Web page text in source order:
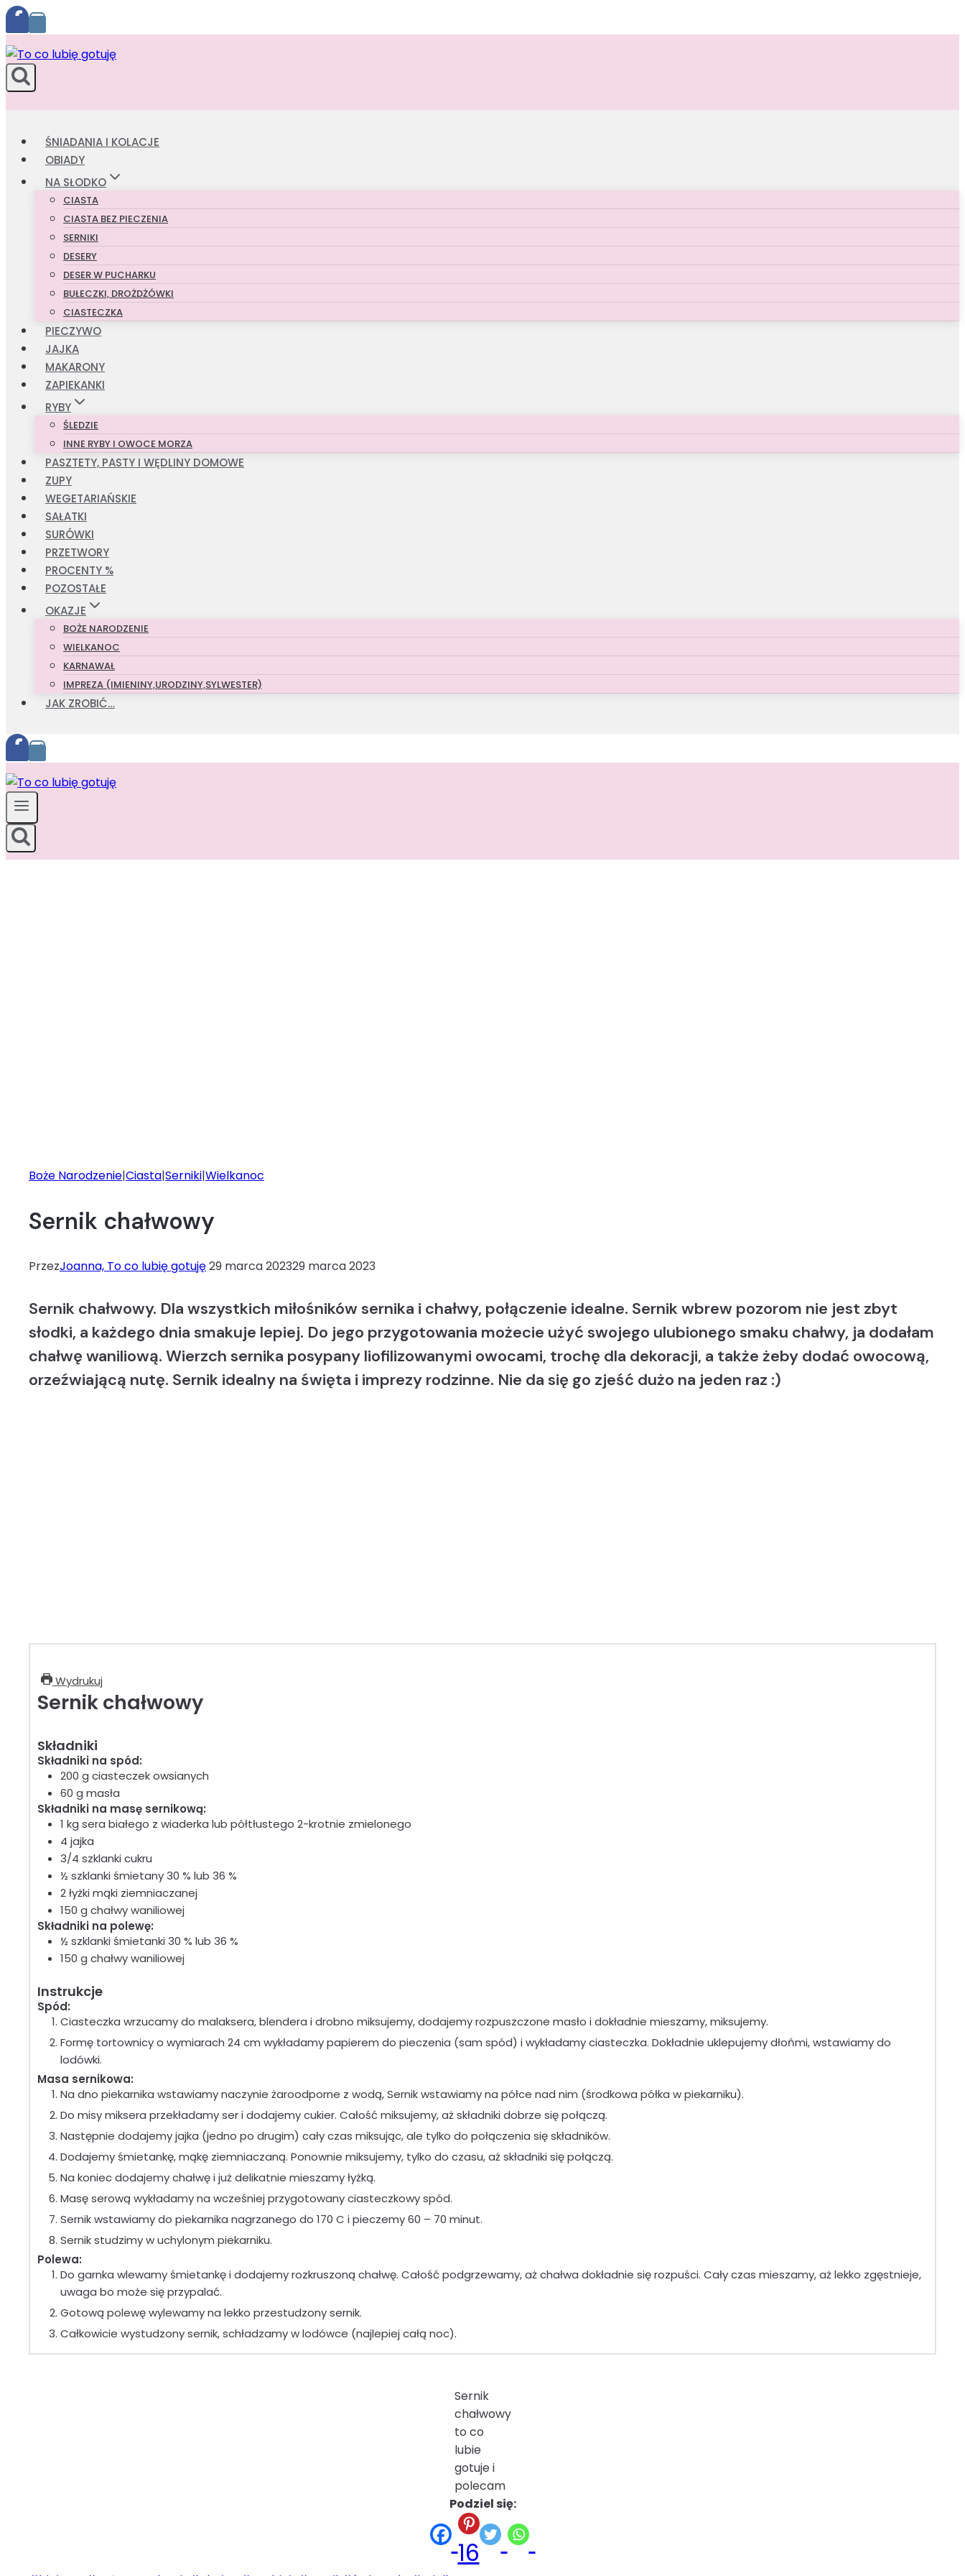
Przejdź
do
treści
ŚNIADANIA I KOLACJE
OBIADY
NA SŁODKO
CIASTA
CIASTA BEZ PIECZENIA
SERNIKI
DESERY
DESER W PUCHARKU
BUŁECZKI, DROŻDŻÓWKI
CIASTECZKA
PIECZYWO
JAJKA
MAKARONY
ZAPIEKANKI
RYBY
ŚLEDZIE
INNE RYBY I OWOCE MORZA
PASZTETY, PASTY I WĘDLINY DOMOWE
ZUPY
WEGETARIAŃSKIE
SAŁATKI
SURÓWKI
PRZETWORY
PROCENTY %
POZOSTAŁE
OKAZJE
BOŻE NARODZENIE
WIELKANOC
KARNAWAŁ
IMPREZA (IMIENINY,URODZINY,SYLWESTER)
JAK ZROBIĆ…
Boże Narodzenie|Ciasta|Serniki|Wielkanoc
Sernik chałwowy
PrzezJoanna, To co lubię gotuję29 marca 202329 marca 2023
Sernik chałwowy. Dla wszystkich miłośników sernika i chałwy, połączenie idealne. Sernik wbrew pozorom nie jest zbyt
słodki, a każdego dnia smakuje lepiej. Do jego przygotowania możecie użyć swojego ulubionego smaku chałwy, ja dodałam
chałwę waniliową. Wierzch sernika posypany liofilizowanymi owocami, trochę dla dekoracji, a także żeby dodać owocową,
orzeźwiającą nutę. Sernik idealny na święta i imprezy rodzinne. Nie da się go zjeść dużo na jeden raz :)
Wydrukuj
Sernik chałwowy
Składniki
Składniki na spód:
200 g ciasteczek owsianych
60 g masła
Składniki na masę sernikową:
1 kg sera białego z wiaderka lub półtłustego 2-krotnie zmielonego
4 jajka
3/4 szklanki cukru
½szklanki śmietany 30 % lub 36 %
2łyżki mąki ziemniaczanej
150 g chałwy waniliowej
Składniki na polewę:
½szklanki śmietanki 30 % lub 36 %
150 g chałwy waniliowej
Instrukcje
Spód:
Ciasteczka wrzucamy do malaksera, blendera i drobno miksujemy, dodajemy rozpuszczone masło i dokładnie mieszamy, miksujemy.
Formę tortownicy o wymiarach 24 cm wykładamy papierem do pieczenia (sam spód) i wykładamy ciasteczka. Dokładnie uklepujemy dłońmi, wstawiamy do
lodówki.
Masa sernikowa:
Na dno piekarnika wstawiamy naczynie żaroodporne z wodą, Sernik wstawiamy na półce nad nim (środkowa półka w piekarniku).
Do misy miksera przekładamy ser i dodajemy cukier. Całość miksujemy, aż składniki dobrze się połączą.
Następnie dodajemy jajka (jedno po drugim) cały czas miksując, ale tylko do połączenia się składników.
Dodajemy śmietankę, mąkę ziemniaczaną. Ponownie miksujemy, tylko do czasu, aż składniki się połączą.
Na koniec dodajemy chałwę i już delikatnie mieszamy łyżką.
Masę serową wykładamy na wcześniej przygotowany ciasteczkowy spód.
Sernik wstawiamy do piekarnika nagrzanego do 170 C i pieczemy 60 – 70 minut.
Sernik studzimy w uchylonym piekarniku.
Polewa:
Do garnka wlewamy śmietankę i dodajemy rozkruszoną chałwę. Całość podgrzewamy, aż chałwa dokładnie się rozpuści. Cały czas mieszamy, aż lekko zgęstnieje,
uwaga bo może się przypalać.
Gotową polewę wylewamy na lekko przestudzony sernik.
Całkowicie wystudzony sernik, schładzamy w lodówce (najlepiej całą noc).
Sernik
chałwowy
to co
lubie
gotuje i
polecam
Podziel się:
16